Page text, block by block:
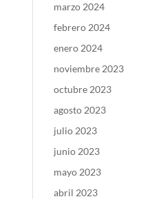
marzo 2024
febrero 2024
enero 2024
noviembre 2023
octubre 2023
agosto 2023
julio 2023
junio 2023
mayo 2023
abril 2023